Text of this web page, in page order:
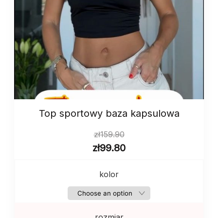
Top sportowy baza kapsulowa
zł159.90
zł99.80
kolor